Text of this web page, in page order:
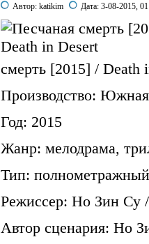
Автор: katikim Дата: 3-08-2015,
смерть [2015] /
Производство:
Год: 2015
Жанр: мелодрама,
Тип:
Режиссер: Но Зин Су
Автор сценария: Но